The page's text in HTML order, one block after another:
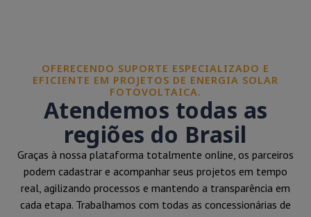
OFERECENDO SUPORTE ESPECIALIZADO E
EFICIENTE EM PROJETOS DE ENERGIA SOLAR
FOTOVOLTAICA.
Atendemos todas as
regiões do Brasil
Graças à nossa plataforma totalmente online, os parceiros
podem cadastrar e acompanhar seus projetos em tempo
real, agilizando processos e mantendo a transparência em
cada etapa. Trabalhamos com todas as concessionárias de